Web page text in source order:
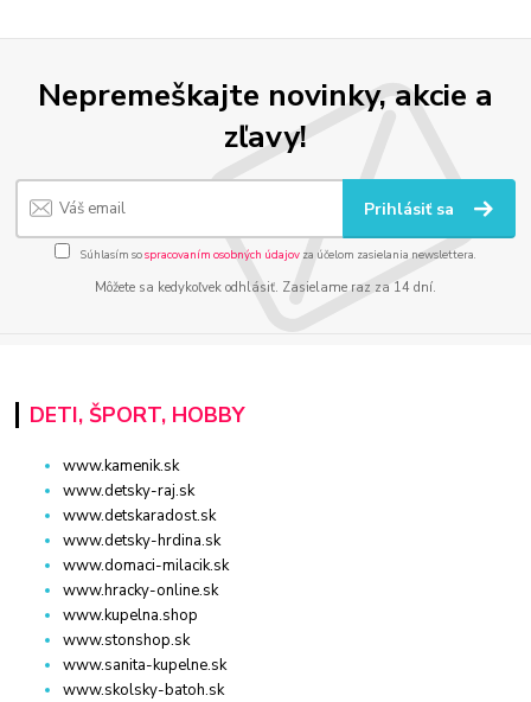
Nepremeškajte novinky, akcie a
zľavy!
Prihlásiť sa
Súhlasím sospracovaním osobných údajov za účelom zasielania newslettera.
Môžete sa kedykoľvek odhlásiť. Zasielame raz za 14 dní.
DETI, ŠPORT, HOBBY
www.kamenik.sk
www.detsky-raj.sk
www.detskaradost.sk
www.detsky-hrdina.sk
www.domaci-milacik.sk
www.hracky-online.sk
www.kupelna.shop
www.stonshop.sk
www.sanita-kupelne.sk
www.skolsky-batoh.sk